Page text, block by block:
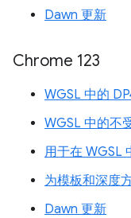
Dawn 更新
Chrome 123
WGSL 中的
WGSL 中的不
用于在 WGSL
为模板和深度
Dawn 更新